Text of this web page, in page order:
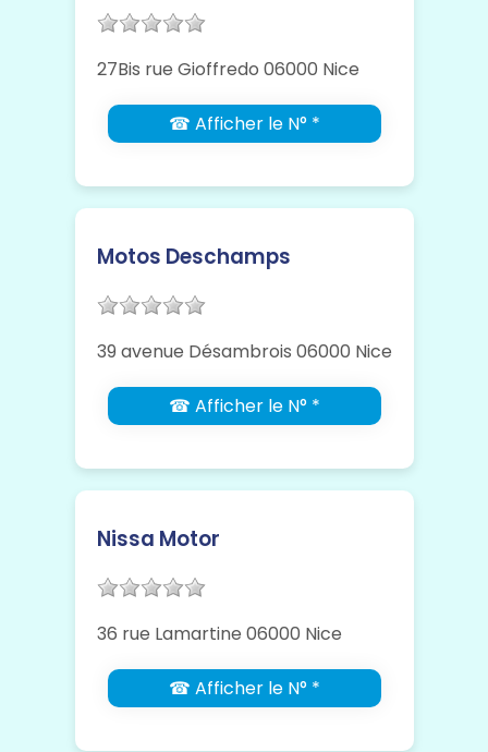
27Bis rue Gioffredo 06000 Nice
☎ Afficher le N° *
Motos Deschamps
39 avenue Désambrois 06000 Nice
☎ Afficher le N° *
Nissa Motor
36 rue Lamartine 06000 Nice
☎ Afficher le N° *